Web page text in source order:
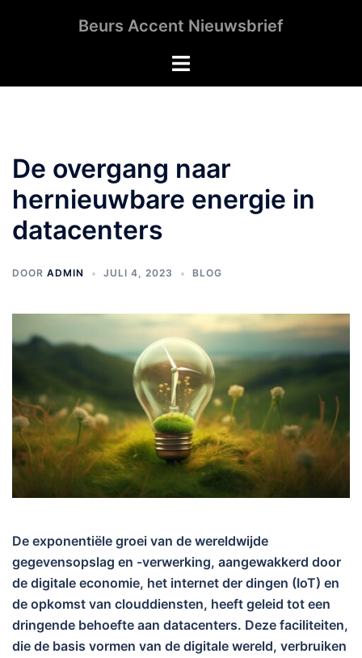
Beurs Accent Nieuwsbrief
Toggle
De overgang naar
hernieuwbare energie in
datacenters
DOOR ADMIN JULI 4, 2023 BLOG
De exponentiële groei van de wereldwijde
gegevensopslag en -verwerking, aangewakkerd door
de digitale economie, het internet der dingen (IoT) en
de opkomst van clouddiensten, heeft geleid tot een
dringende behoefte aan datacenters. Deze faciliteiten,
die de basis vormen van de digitale wereld, verbruiken